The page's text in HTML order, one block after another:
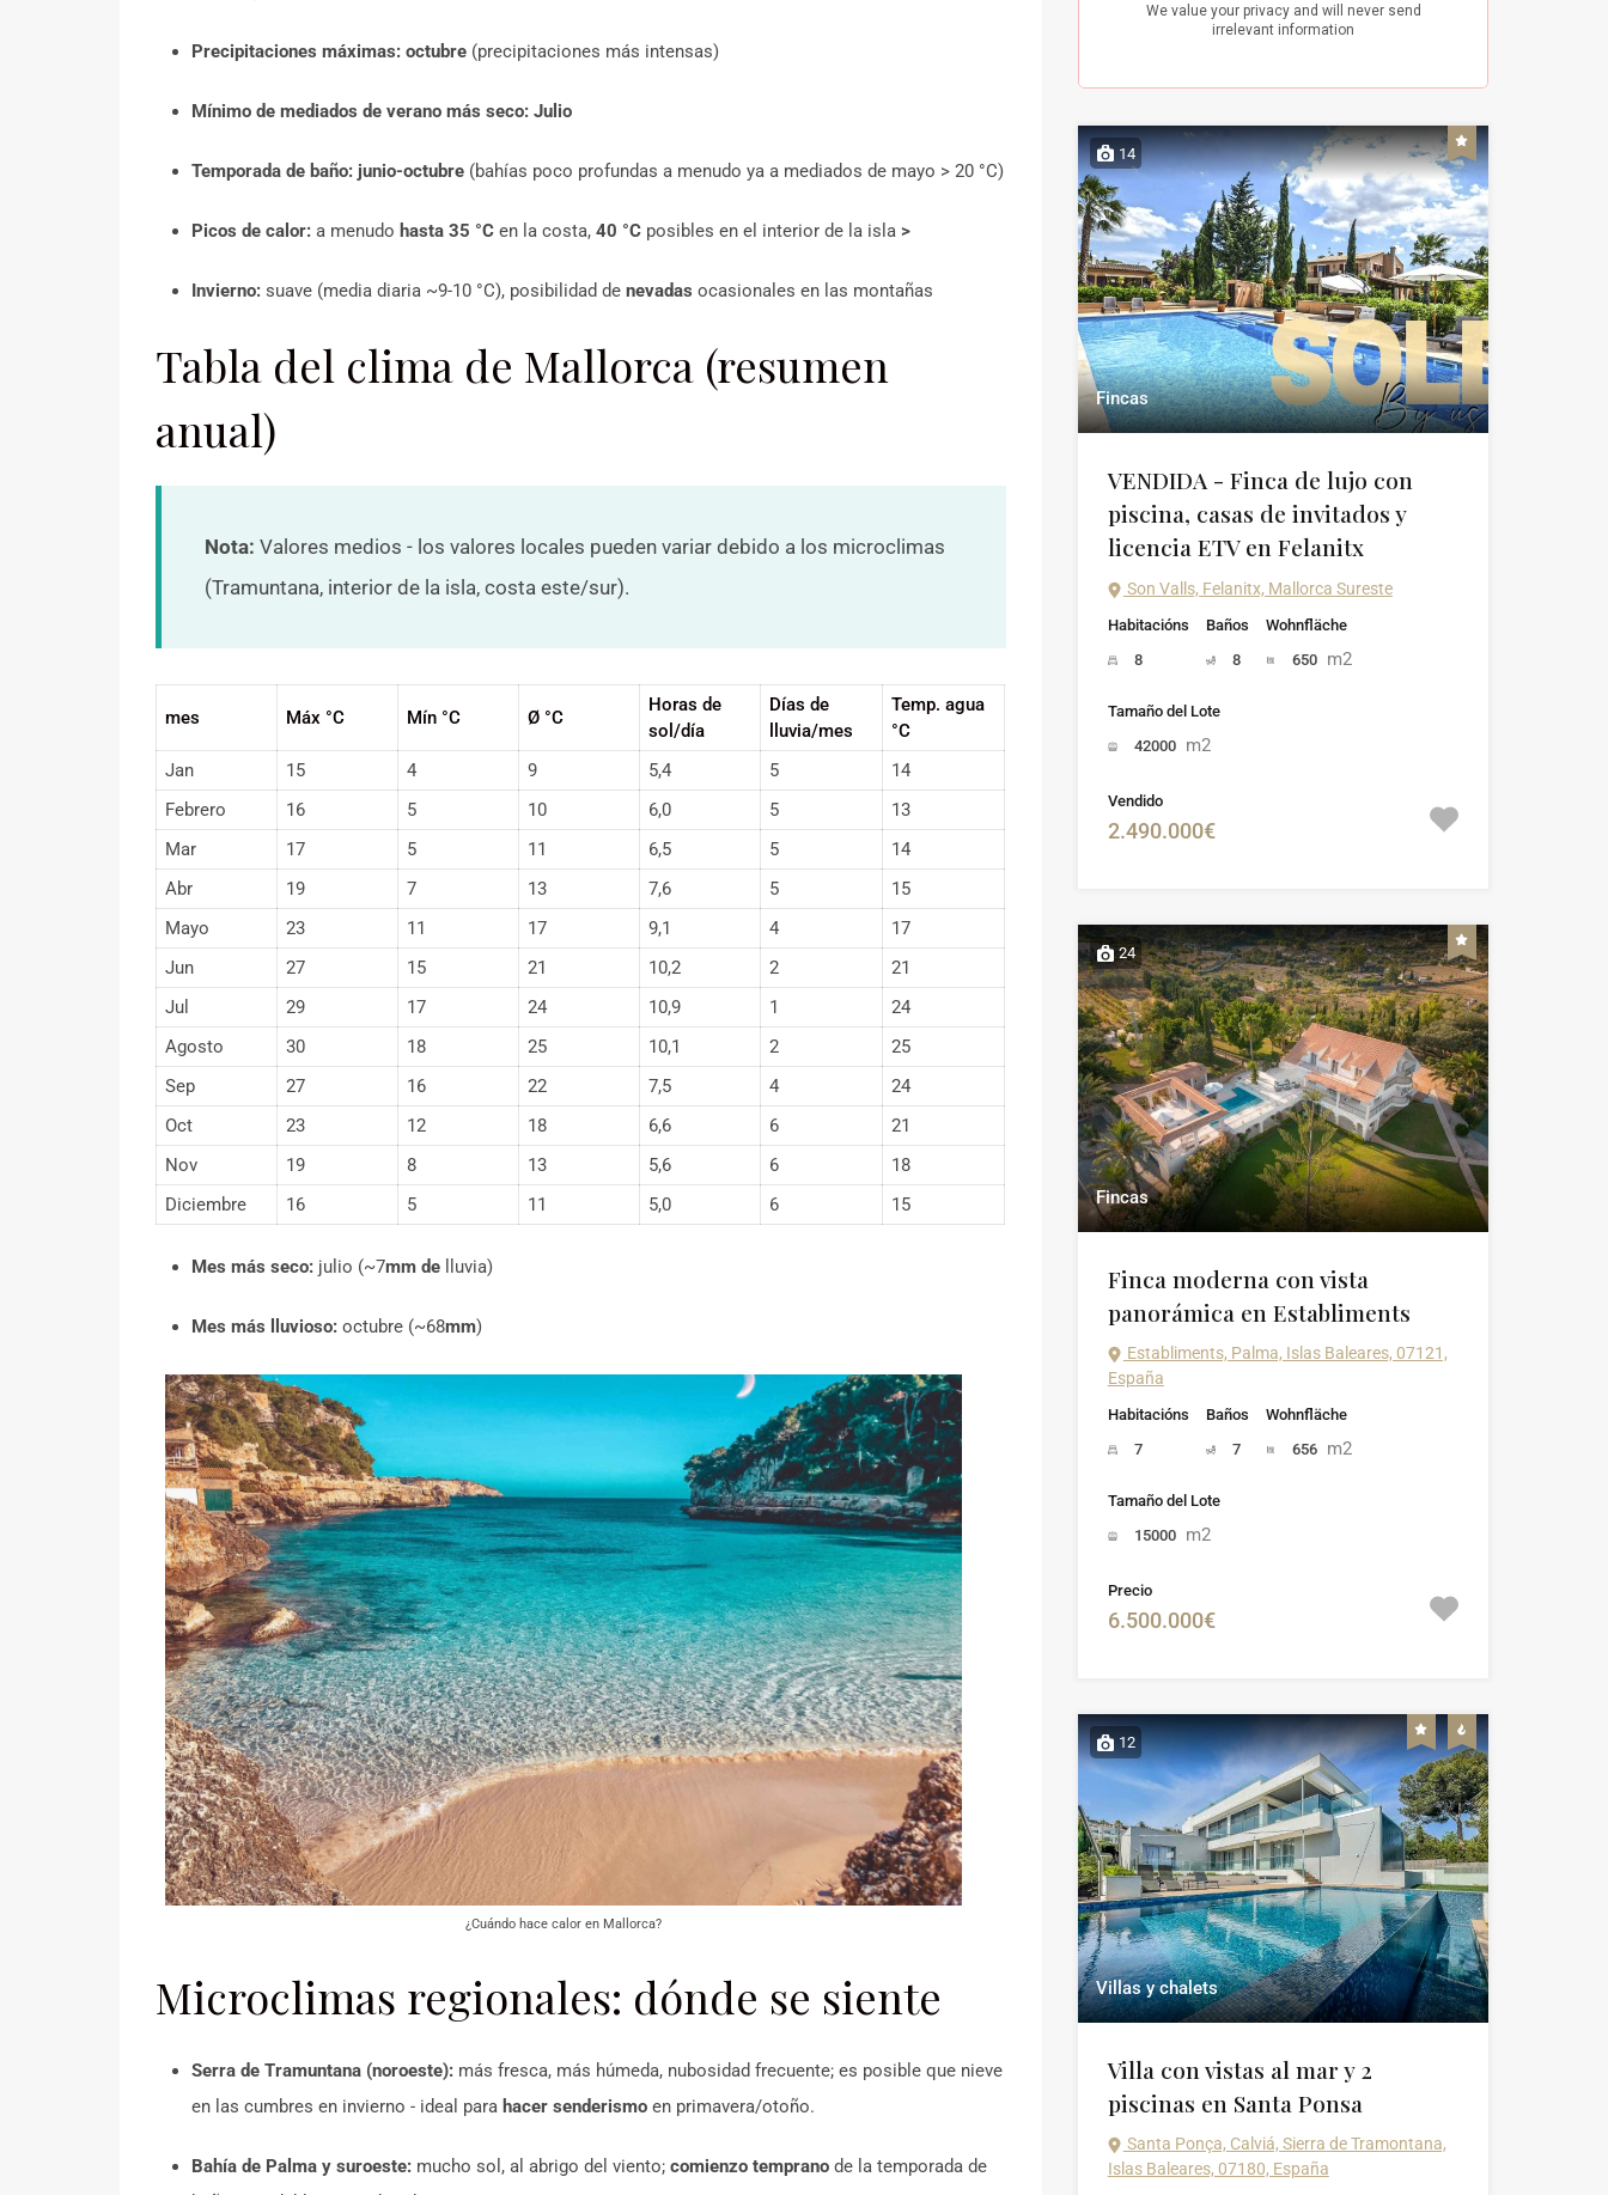
Precipitaciones máximas: octubre (precipitaciones más intensas)
Mínimo de mediados de verano más seco: Julio
Temporada de baño: junio-octubre (bahías poco profundas a menudo ya a mediados de mayo > 20 °C)
Picos de calor: a menudo hasta 35 °C en la costa, 40 °C posibles en el interior de la isla >
Invierno: suave (media diaria ~9-10 °C), posibilidad de nevadas ocasionales en las montañas
Tabla del clima de Mallorca (resumen
anual)
Nota: Valores medios - los valores locales pueden variar debido a los microclimas
(Tramuntana, interior de la isla, costa este/sur).
mes Máx °C Mín °C Ø °C
Horas de
sol/día
Días de
lluvia/mes
Temp. agua
°C
Jan
15 4 9 5,4 5
14
Febrero
16 5 10 6,0 5
13
Mar
17 5 11 6,5 5
14
Abr
19 7 13 7,6 5
15
Mayo
23 11 17 9,1 4
17
Jun
27 15 21 10,2 2
21
Jul
29 17 24 10,9 1
24
Agosto
30 18 25 10,1 2
25
Sep
27 16 22 7,5 4
24
Oct
23 12 18 6,6 6
21
Nov
19 8 13 5,6 6
18
Diciembre
16 5 11 5,0 6 15
Mes más seco: julio (~7mm de lluvia)
Mes más lluvioso: octubre (~68mm)
¿Cuándo hace calor en Mallorca?
Microclimas regionales: dónde se siente
Serra de Tramuntana (noroeste): más fresca, más húmeda, nubosidad frecuente; es posible que nieve
en las cumbres en invierno - ideal para hacer senderismo en primavera/otoño.
Bahía de Palma y suroeste: mucho sol, al abrigo del viento; comienzo temprano de la temporada de
14
Fincas
VENDIDA - Finca de lujo con
piscina, casas de invitados y
licencia ETV en Felanitx
Son Valls, Felanitx, Mallorca Sureste
Habitacións
8
Baños
8
Wohnfläche
650 m2
Tamaño del Lote
42000 m2
Vendido
2.490.000€
24
Fincas
Finca moderna con vista
panorámica en Establiments
Establiments, Palma, Islas Baleares, 07121,
España
Habitacións
7
Baños
7
Wohnfläche
656 m2
Tamaño del Lote
15000 m2
Precio
6.500.000€
12
Villas y chalets
Villa con vistas al mar y 2
piscinas en Santa Ponsa
Santa Ponça, Calviá, Sierra de Tramontana,
Islas Baleares, 07180, España